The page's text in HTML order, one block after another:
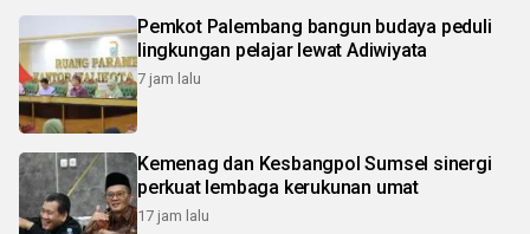
Pemkot Palembang bangun budaya peduli
lingkungan pelajar lewat Adiwiyata
7 jam lalu
Kemenag dan Kesbangpol Sumsel sinergi
perkuat lembaga kerukunan umat
17 jam lalu